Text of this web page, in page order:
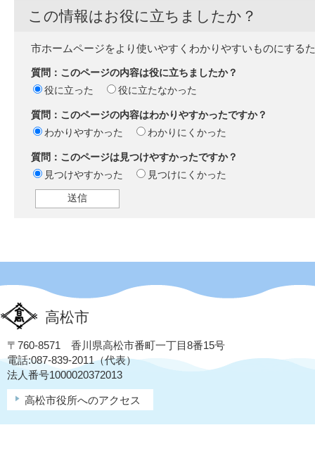
この情報はお役に立ちましたか？
市ホームページをより使いやすくわかりやすいものにする
質問：このページの内容は役に立ちましたか？
役に立った
役に立たなかった
質問：このページの内容はわかりやすかったですか？
わかりやすかった
わかりにくかった
質問：このページは見つけやすかったですか？
見つけやすかった
見つけにくかった
高松市
〒760-8571 香川県高松市番町一丁目8番15号
電話:087-839-2011（代表）
法人番号1000020372013
高松市役所へのアクセス